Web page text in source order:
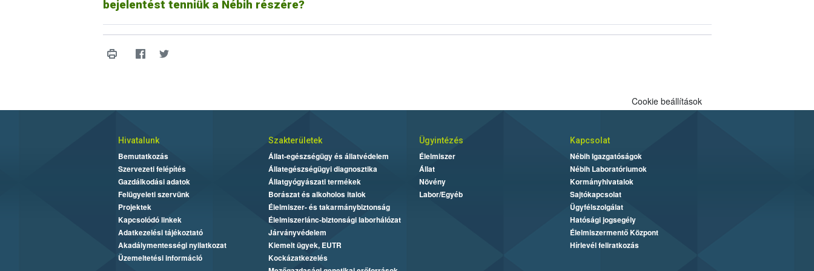
bejelentést tenniük a Nébih részére?
Cookie beállítások
Hivatalunk
Bemutatkozás
Szervezeti felépítés
Gazdálkodási adatok
Felügyeleti szervünk
Projektek
Kapcsolódó linkek
Adatkezelési tájékoztató
Akadálymentességi nyilatkozat
Üzemeltetési információ
Szakterületek
Állat-egészségügy és állatvédelem
Állategészségügyi diagnosztika
Állatgyógyászati termékek
Borászat és alkoholos italok
Élelmiszer- és takarmánybiztonság
Élelmiszerlánc-biztonsági laborhálózat
Járványvédelem
Kiemelt ügyek, EUTR
Kockázatkezelés
Ügyintézés
Élelmiszer
Állat
Növény
Labor/Egyéb
Kapcsolat
Nébih Igazgatóságok
Nébih Laboratóriumok
Kormányhivatalok
Sajtókapcsolat
Ügyfélszolgálat
Hatósági jogsegély
Élelmiszermentő Központ
Hírlevél feliratkozás